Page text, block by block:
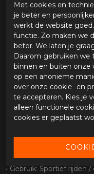
• Optimale
Pasvorm en systeem
• Geoptimaliseerde
stabiliteit
• Geschikt voor brildragers
• Voorbereid voor
Vizier en zicht
• Breed gezichtsveld
• Pinlock 120 standaard
• Krasbestendig vizier
• Type helm: Sport /
• Gebruik: Sportief rijden /
Met cookies en
je beter en
werkt de website
functie. Zo maken we
beter. We laten je
Daarom gebruiken we
binnen en buiten onze
op een anonieme
over onze cookie- en
te accepteren. Kies je
alleen functionele
cookies er geplaatst